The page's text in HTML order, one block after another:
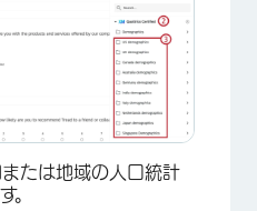
たは地域の人口統計
。